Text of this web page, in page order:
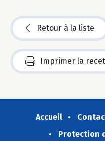
Retour à la liste
Imprimer la
Accueil
Protection